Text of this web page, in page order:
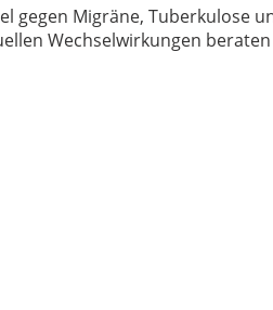
Migräne, Tuberkulose
Wechselwirkungen beraten